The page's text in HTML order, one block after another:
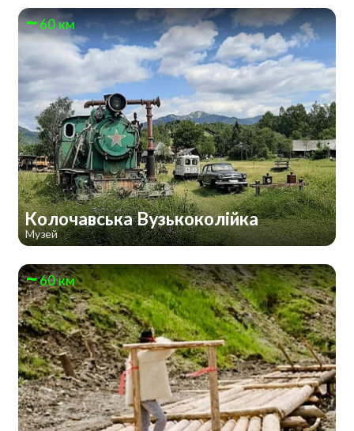
60 км
Колочавська Вузькоколійка
Музей
60 км